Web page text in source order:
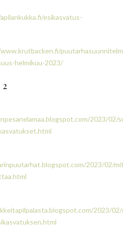
esikasvatus-
helmikuu-2023/
2023/02/
2023/02/
2023/